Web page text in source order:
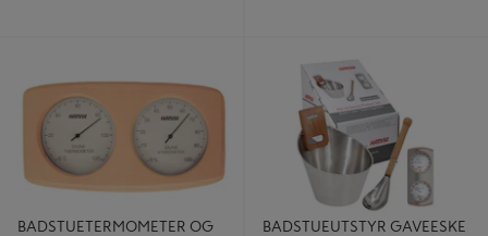
BADSTUETERMOMETER OG
BADSTUEUTSTYR GAVEESKE